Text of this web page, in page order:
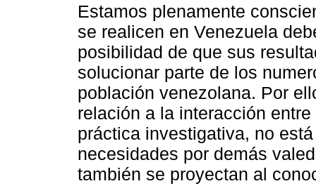
Estamos plenamente
se realicen en Venezuela
posibilidad de que sus
solucionar parte de los
población venezolana. Por
relación a la interacción
práctica investigativa, no
necesidades por demás
también se proyectan al